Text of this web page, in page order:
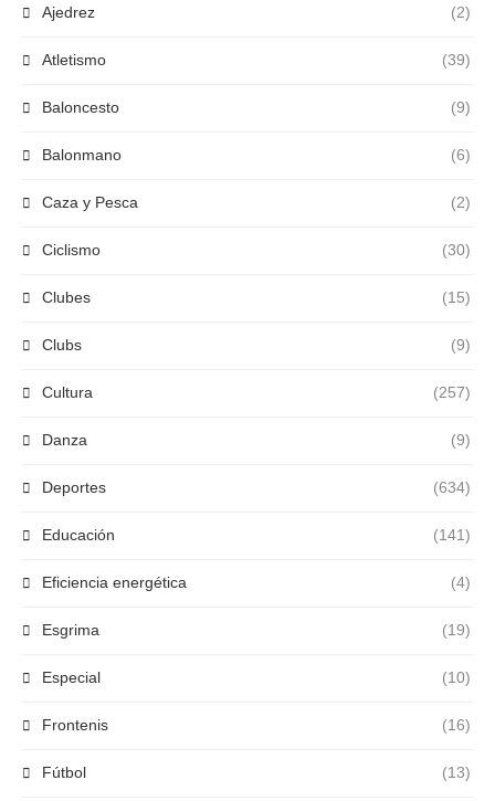
Ajedrez (2)
Atletismo (39)
Baloncesto (9)
Balonmano (6)
Caza y Pesca (2)
Ciclismo (30)
Clubes (15)
Clubs (9)
Cultura (257)
Danza (9)
Deportes (634)
Educación (141)
Eficiencia energética (4)
Esgrima (19)
Especial (10)
Frontenis (16)
Fútbol (13)